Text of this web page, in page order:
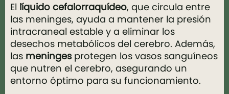
El líquido cefalorraquídeo, que circula entre
las meninges, ayuda a mantener la presión
intracraneal estable y a eliminar los
desechos metabólicos del cerebro. Además,
las meninges protegen los vasos sanguíneos
que nutren el cerebro, asegurando un
entorno óptimo para su funcionamiento.